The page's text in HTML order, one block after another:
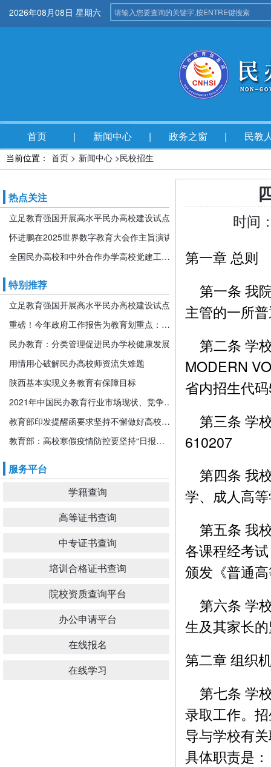
2026年08月08日 星期六
首页 新闻中心 政务之窗 民教
当前位置： 首页 > 新闻中心 >民校招生
热点关注
立足教育强国开展高水平民办高校建设试点
怀进鹏在2025世界数字教育大会作主旨演讲
全国民办高校和中外合作办学高校党建工作推进会暨引导规范民办教育发展年度会在京召开
特别推荐
立足教育强国开展高水平民办高校建设试点
重磅！今年政府工作报告为教育划重点：发展更加公平更高质量的教育！
民办教育：分类管理促进民办学校健康发展
用情用心破解民办高校师资流失难题
陕西基本实现义务教育有保障目标
2021年中国民办教育行业市场现状、竞争格局及发展前景分析 机构规模或将持续扩张
教育部印发提醒函要求坚持不懈做好高校寒假期间疫情防控工作
教育部：高校寒假疫情防控要坚持“日报告”“零报告”
服务平台
学籍查询
高等证书查询
中专证书查询
培训合格证书查询
院校资质查询平台
办公申请平台
在线报名
在线学习
时间
第一章 总则
第一条 我
主管的一所
第二条 学
MODERN
省内招生代
第三条 学
610207
第四条 我
学、成人高
第五条 我
各课程经考
颁发《普通
第六条 学
生及其家长
第二章 组织
第七条 学
录取工作。
导与学校有
具体职责是：